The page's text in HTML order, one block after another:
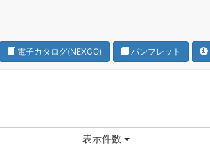
電子カタログ(NEXCO) パンフレット
表示件数